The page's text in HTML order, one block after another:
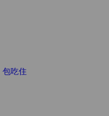
包吃住